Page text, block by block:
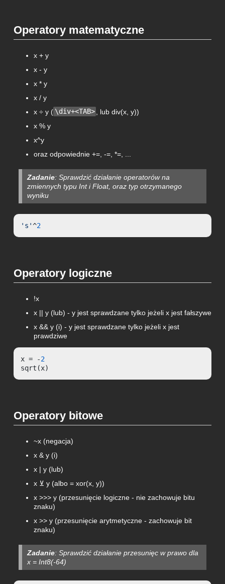
Operatory matematyczne
x + y
x - y
x * y
x / y
x ÷ y ( \div+<TAB>
, lub div(x, y))
x % y
x^y
oraz odpowiednie +=, -=, *=, ...
Zadanie: Sprawdzić działanie operatorów na
zmiennych typu Int i Float, oraz typ otrzymanego
wyniku
's'^2
Operatory logiczne
!x
x || y (lub) - y jest sprawdzane tylko jeżeli x jest fałszywe
x && y (i) - y jest sprawdzane tylko jeżeli x jest
prawdziwe
x = -2
sqrt(x)
Operatory bitowe
~x (negacja)
x & y (i)
x | y (lub)
x ⊻ y (albo = xor(x, y))
x >>> y (przesunięcie logiczne - nie zachowuje bitu
znaku)
x >> y (przesunięcie arytmetyczne - zachowuje bit
znaku)
Zadanie: Sprawdzić działanie przesunięc w prawo dla
x = Int8(-64)